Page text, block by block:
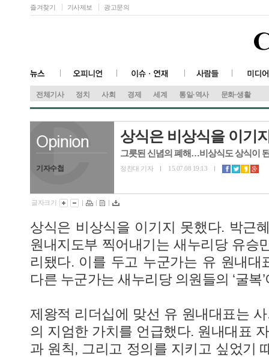
즐겨찾기 기사제보 광고문의
전체기사 정치 사회 경제 세계 통일·역사 문화·생활
기자수첩
상식은 비상식을 이기
그릇된 신념의 폐해…비상식도 상식이
정찬대 기자 15.07.08 19:13
글자크기 | | |
상식은 비상식을 이기지 못했다. 박근
원내지도부 찍어내기는 새누리당 유승
리됐다. 이를 두고 누군가는 유 원내대
다른 누군가는 새누리당 의원들의 ‘굴복
제왕적 리더십에 맞선 유 원내대표는
의 지엄한 가치를 언급했다. 원내대표
과 원칙, 그리고 정의를 지키고 싶었기